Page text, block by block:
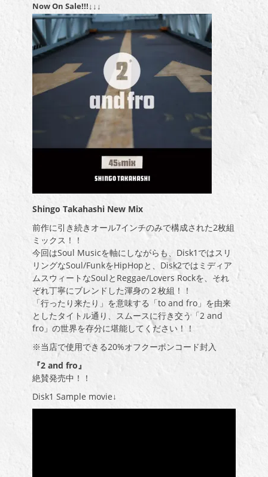
Now On Sale!!!↓↓↓
Shingo Takahashi New Mix
前作に引き続きオール7インチのみで構成された2枚組
ミックス！！
今回はSoul Musicを軸にしながらも、Disk1ではスリ
リングなSoul/FunkをHipHopと、Disk2ではミディア
ムスウィートなSoulとReggae/Lovers Rockを、それ
ぞれ丁寧にブレンドした渾身の２枚組！！
「行ったり来たり」を意味する「to and fro」を由来
としたタイトル通り、スムースに行き交う「2 and
fro」の世界を存分に堪能してください！！
※当店で使用できる20%オフクーポンコード封入
『2 and fro』
絶賛発売中！！
Disk1 Sample movie↓